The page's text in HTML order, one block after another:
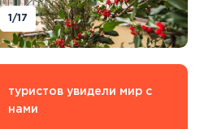
1 /17
туристов увидели мир с
нами